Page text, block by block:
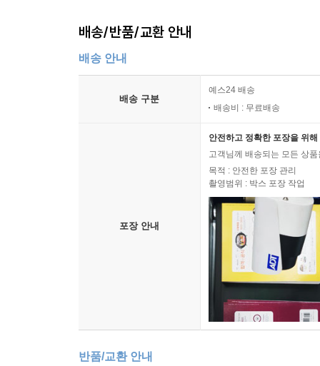
배송/반품/교환 안내
배송 안내
배송 구분
예스24 배송
배송비 : 무료배송
포장 안내
안전하고 정확한 포장을 위
고객님께 배송되는 모든 상
목적 : 안전한 포장 관리
촬영범위 : 박스 포장 작업
반품/교환 안내